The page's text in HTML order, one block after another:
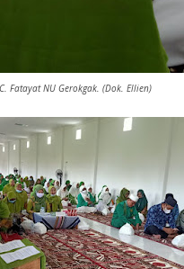
Fatayat NU Gerokgak. (Dok. Ellien)